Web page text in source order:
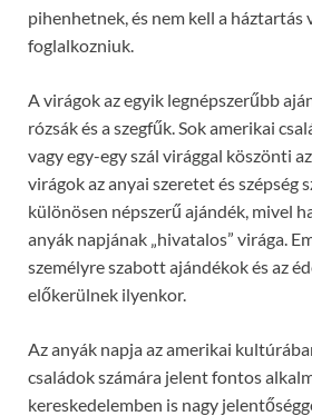
pihenhetnek, és nem kell a háztartás
foglalkozniuk.
A virágok az egyik legnépszerűbb
rózsák és a szegfűk. Sok amerikai
vagy egy-egy szál virággal köszönti
virágok az anyai szeretet és szépség
különösen népszerű ajándék, mivel
anyák napjának „hivatalos” virága.
személyre szabott ajándékok és az
előkerülnek ilyenkor.
Az anyák napja az amerikai
családok számára jelent fontos
kereskedelemben is nagy